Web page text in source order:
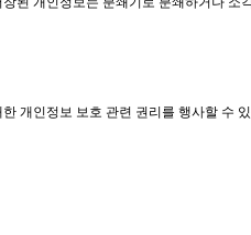
개인정보 보호 관련 권리를 행사할 수